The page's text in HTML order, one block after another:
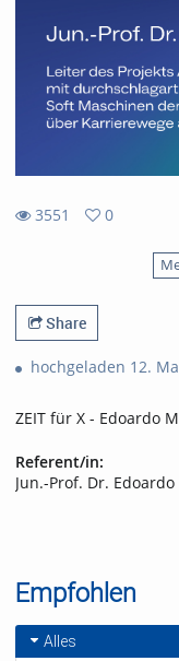
3551
0
Share
hochgeladen 12.
ZEIT für X - Edoardo
Referent/in:
Jun.-Prof. Dr.
Empfohlen
Alles